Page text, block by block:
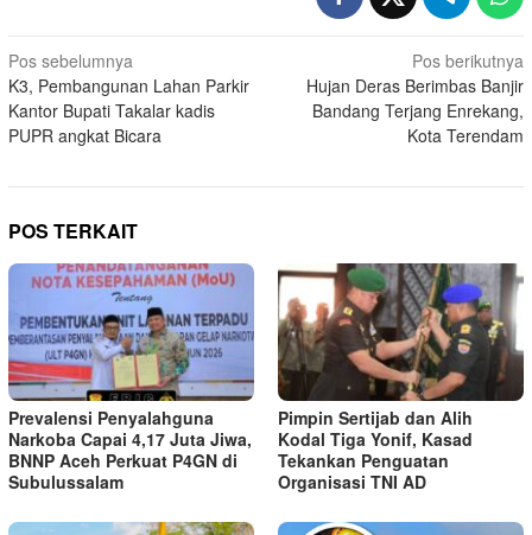
Navigasi
pos
Pos sebelumnya
K3, Pembangunan Lahan Parkir
Kantor Bupati Takalar kadis
PUPR angkat Bicara
Pos berikutnya
Hujan Deras Berimbas Banjir
Bandang Terjang Enrekang,
Kota Terendam
POS TERKAIT
Prevalensi Penyalahguna
Narkoba Capai 4,17 Juta Jiwa,
BNNP Aceh Perkuat P4GN di
Subulussalam
Pimpin Sertijab dan Alih
Kodal Tiga Yonif, Kasad
Tekankan Penguatan
Organisasi TNI AD